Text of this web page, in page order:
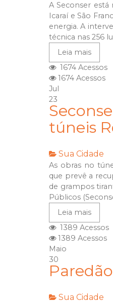
A Seconser está
Icaraí e São
energia. A
técnica nas 256
Leia mais
1674 Acessos
1674 Acessos
Jul
23
túneis
Sua Cidade
As obras no
que prevê a
de grampos
Públicos
Leia mais
1389 Acessos
1389 Acessos
Maio
30
Sua Cidade